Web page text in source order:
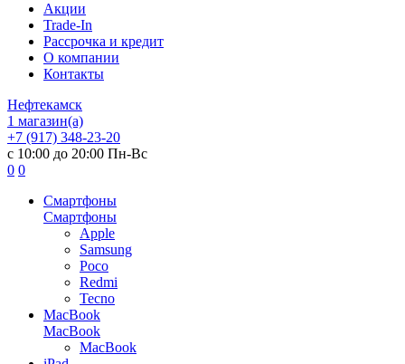
Акции
Trade-In
Рассрочка и кредит
О компании
Контакты
Нефтекамск
1 магазин(а)
+7 (917) 348-23-20
с 10:00 до 20:00 Пн-Вс
0 0
Смартфоны
Смартфоны
Apple
Samsung
Poco
Redmi
Tecno
MacBook
MacBook
MacBook